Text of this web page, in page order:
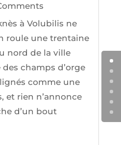
à Volu­bi­lis ne
roule une tren­taine
nord de la ville
champs d’orge
comme une
et rien n’an­nonce
d’un bout